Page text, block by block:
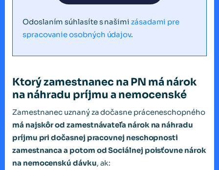
Odoslaním súhlasíte s našimi zásadami pre
spracovanie osobných údajov.
Ktorý zamestnanec na PN má nárok
na náhradu príjmu a nemocenské
Zamestnanec uznaný za dočasne práceneschopného
má najskôr od zamestnávateľa nárok na náhradu
príjmu pri dočasnej pracovnej neschopnosti
zamestnanca a potom od Sociálnej poisťovne nárok
na nemocenskú dávku, ak: